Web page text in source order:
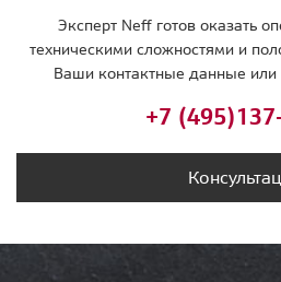
Эксперт Neff готов оказать
техническими сложностями и
Ваши контактные данные или
+7 (495)